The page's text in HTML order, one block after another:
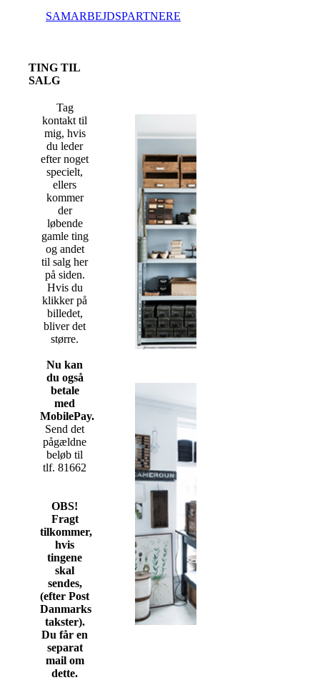
SAMARBEJDSPARTNERE
TING TIL
SALG
Tag
kontakt til
mig, hvis
du leder
efter noget
specielt,
ellers
kommer
der
løbende
gamle ting
og andet
til salg her
på siden.
Hvis du
klikker på
billedet,
bliver det
større.
Nu kan
du også
betale
med
MobilePay.
Send det
pågældne
beløb til
tlf. 81662
OBS!
Fragt
tilkommer,
hvis
tingene
skal
sendes,
(efter Post
Danmarks
takster).
Du får en
separat
mail om
dette.